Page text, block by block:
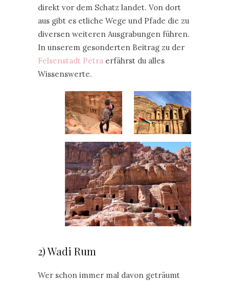
direkt vor dem Schatz landet. Von dort
aus gibt es etliche Wege und Pfade die zu
diversen weiteren Ausgrabungen führen.
In unserem gesonderten Beitrag zu der
Felsenstadt Petra erfährst du alles
Wissenswerte.
2) Wadi Rum
Wer schon immer mal davon geträumt